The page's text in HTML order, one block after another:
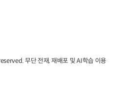
무단 전재, 재배포 및 AI학습 이용